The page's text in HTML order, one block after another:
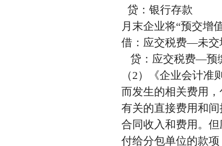
贷：银行存款
月末企业将“预交增
借：应交税费—未交
贷：应交税费—预
（2）《企业会计
而发生的相关费用
有关的直接费用和
合同收入和费用。
付给分包单位的款